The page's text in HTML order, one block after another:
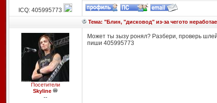
ICQ: 405995773
Тема: "Блин, "дисковод" из-за чегото
Посетители
Skyline
--
Может ты зызу ронял? Разбери, проверь
пиши 405995773